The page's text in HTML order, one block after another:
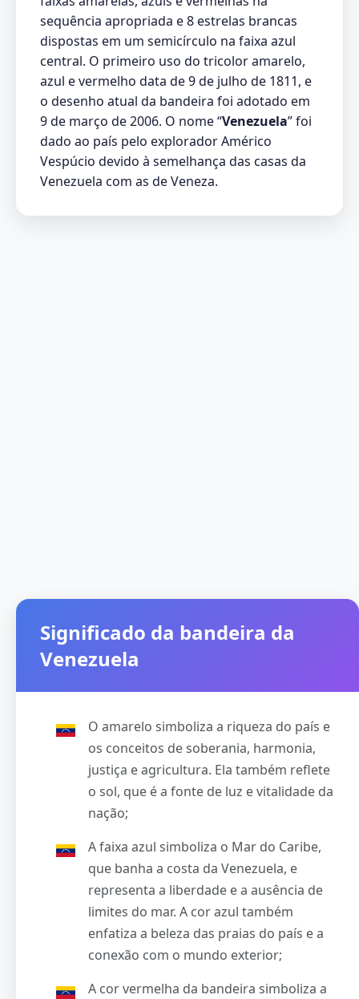
sequência apropriada e 8 estrelas brancas
dispostas em um semicírculo na faixa azul
central. O primeiro uso do tricolor amarelo,
azul e vermelho data de 9 de julho de 1811, e
o desenho atual da bandeira foi adotado em
9 de março de 2006. O nome “Venezuela” foi
dado ao país pelo explorador Américo
Vespúcio devido à semelhança das casas da
Venezuela com as de Veneza.
Significado da bandeira da
Venezuela
O amarelo simboliza a riqueza do país e
os conceitos de soberania, harmonia,
justiça e agricultura. Ela também reflete
o sol, que é a fonte de luz e vitalidade da
nação;
A faixa azul simboliza o Mar do Caribe,
que banha a costa da Venezuela, e
representa a liberdade e a ausência de
limites do mar. A cor azul também
enfatiza a beleza das praias do país e a
conexão com o mundo exterior;
A cor vermelha da bandeira simboliza a